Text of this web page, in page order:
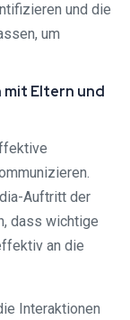
und die
um
mit Eltern und
Auftritt der
dass wichtige
an die
Interaktionen